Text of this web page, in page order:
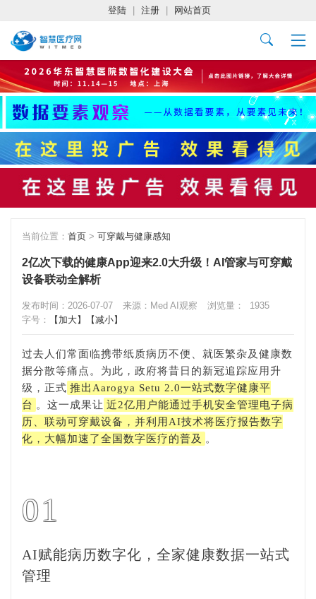
登陆 注册 网站首页
当前位置： 首页 > 可穿戴与健康感知
2亿次下载的健康App迎来2.0大升级！AI管家与可穿戴
设备联动全解析
发布时间：2026-07-07 来源：Med AI观察 浏览量：
1935
字号：
【加大】 【减小】
过去人们常面临携带纸质病历不便、就医繁杂及健康数
据分散等痛点。为此，政府将昔日的新冠追踪应用升
级，正式 推出Aarogya Setu 2.0一站式数字健康平
台 。这一成果让 近2亿用户能通过手机安全管理电子病
历、联动可穿戴设备，并利用AI技术将医疗报告数字
化，大幅加速了全国数字医疗的普及
。
01
AI赋能病历数字化，全家健康数据一站式
管理